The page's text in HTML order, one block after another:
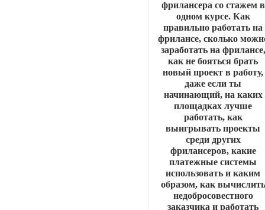
фрилансера со стажем в
одном курсе. Как
правильно работать на
фрилансе, сколько
заработать на фрилансе,
как не бояться брать
новый проект в работу,
даже если ты
начинающий, на каких
площадках лучше
работать, как
выигрывать проекты
среди других
фрилансеров, какие
платежные системы
использовать и каким
образом, как вычислить
недобросовестного
заказчика и работать